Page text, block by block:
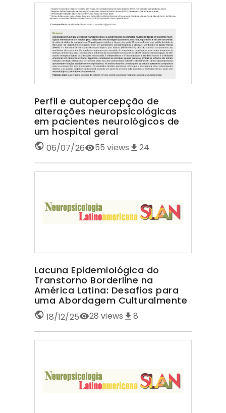
Perfil e autopercepção de
alterações neuropsicológicas
em pacientes neurológicos de
um hospital geral
06/07/26 55 views 24
Lacuna Epidemiológica do
Transtorno Borderline na
América Latina: Desafios para
uma Abordagem Culturalmente
Sensível TRANSTORNO
BORDERLINE NA AMÉRICA LATINA
18/12/25 28 views 8